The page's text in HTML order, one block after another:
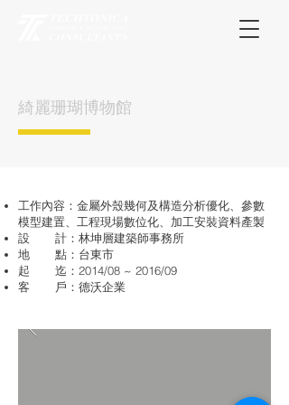
綺麗珊瑚博物館
工作內容：金屬外殼幾何及構造分析優化、參數
模型建置、工程現場數位化、加工安裝資料產製
設 計：林坤層建築師事務所
地 點：台東市
起 迄：2014/08 ~ 2016/09
客 戶：德沃企業